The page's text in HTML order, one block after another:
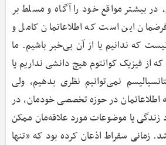
در بیشتر مواقع خود را آگاه و مسلط بر
این است که اطلاعاتمان کامل و
که ندانیم یا از آن بی‌خبر باشیم. ما
از فیزیک کوانتوم هیچ دانشی نداریم یا
نمی‌توانیم نظری بدهیم، ولی
اطلاعاتمان در حوزه تخصصی خودمان، در
زندگی یا موضوعات مورد علاقه‌مان ممکن
زمانی سقراط اذعان کرده بود که «تنها